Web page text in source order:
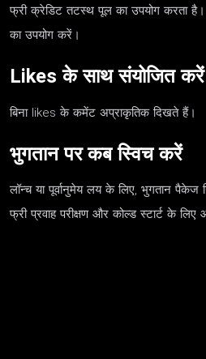
फ्री क्रेडिट तटस्थ पूल का उपयोग करता
का उपयोग करें।
Likes के साथ संयोजित करें
बिना likes के कमेंट अप्राकृतिक दिखते हैं।
भुगतान पर कब स्विच करें
लॉन्च या पूर्वानुमेय लय के लिए, भुगतान पैकेज
फ्री प्रवाह परीक्षण और कोल्ड स्टार्ट के लिए